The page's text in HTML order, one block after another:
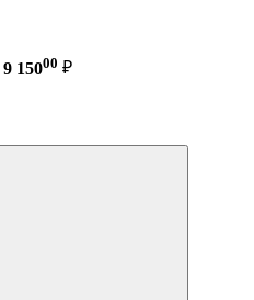
9 15000 ₽